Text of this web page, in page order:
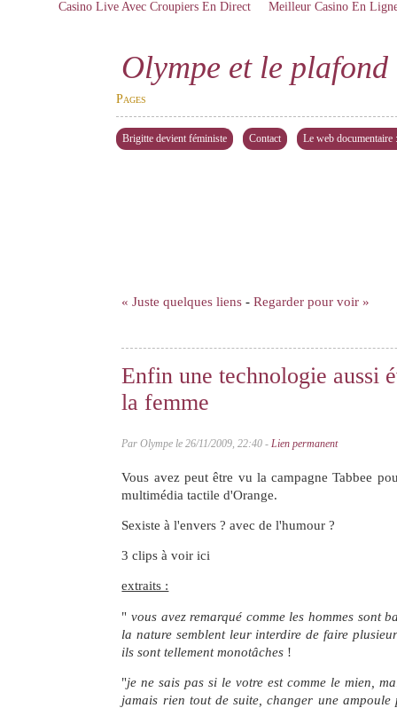
Casino Live Avec Croupiers En Direct Meilleur Casino En
Olympe et le plafond
« Juste quelques liens - Regarder pour voir »
Enfin une technologie aussi
la femme
Par Olympe le 26/11/2009, 22:40 -Lien permanent
Vous avez peut être vu la campagne Tabbee
multimédia tactile d'Orange.
Sexiste à l'envers ? avec de l'humour ?
3 clips à voir ici
extraits :
"vous avez remarqué comme les hommes sont
la nature semblent leur interdire de faire
ils sont tellement monotâches !
"je ne sais pas si le votre est comme le mien,
jamais rien tout de suite, changer une ampoule
Pages
Brigitte devient féministe Contact Le web documentaire